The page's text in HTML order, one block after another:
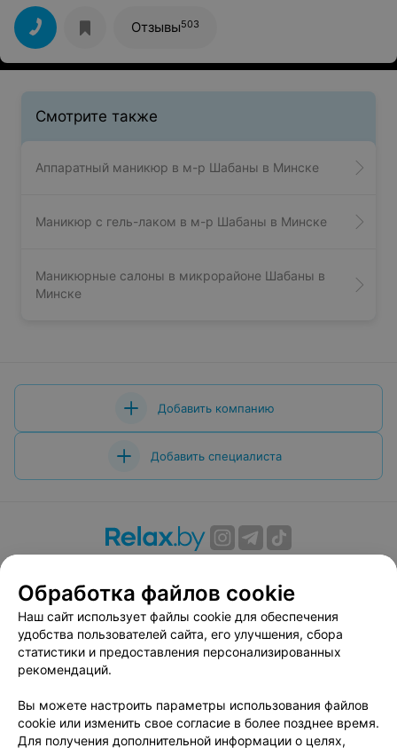
Татьяна(темненькая с длинной косой),большое ей
спасибо.Наращивала ногти у Анны,да мастер она
своего дела,но может это у меня такой гель
попался:по краям ногтей на 2-ой день ужасно
отслоился гель...Разочарована!
Отзывы503
Смотрите также
Аппаратный маникюр в м-р Шабаны в Минске
Маникюр с гель-лаком в м-р Шабаны в Минске
Маникюрные салоны в микрорайоне Шабаны в
Минске
Добавить компанию
Добавить специалиста
Вакансии
Публичный договор
Способы оплаты
Публичный договор по использованию сервиса
«Афиша»
Пользовательское соглашение
Связаться по вопросам сотрудничества
Написать руководителю relax.by
Обработка файлов cookie
Наш сайт использует файлы cookie для обеспечения
удобства пользователей сайта, его улучшения, сбора
статистики и предоставления персонализированных
рекомендаций.
Вы можете настроить параметры использования файлов
cookie или изменить свое согласие в более позднее время.
Для получения дополнительной информации о целях,